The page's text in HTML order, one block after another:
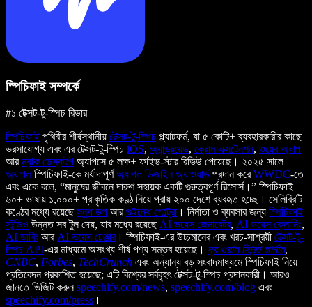
স্পিচিফাই সম্পর্কে
#১ টেক্সট-টু-স্পিচ রিডার
স্পিচিফাই পৃথিবীর শীর্ষস্থানীয় টেক্সট-টু-স্পিচ প্ল্যাটফর্ম, যা ৫ কোটি+ ব্যবহারকারীর কাছে
ভরসাযোগ্য এবং এর টেক্সট-টু-স্পিচ iOS, অ্যান্ড্রয়েড, ক্রোম এক্সটেনশন, ওয়েব অ্যাপ
আরম্যাক ডেস্কটপ অ্যাপসে ৫ লক্ষ+ ফাইভ-স্টার রিভিউ পেয়েছে। ২০২৫ সালে
অ্যাপলস্পিচিফাই-কে মর্যাদাপূর্ণঅ্যাপল ডিজাইন অ্যাওয়ার্ড প্রদান করেWWDC-তে
এবং একে বলে, “মানুষের জীবনে দারুণ সহায়ক একটি গুরুত্বপূর্ণ রিসোর্স।” স্পিচিফাই
৬০+ ভাষায় ১,০০০+ প্রাকৃতিক কণ্ঠ নিয়ে প্রায় ২০০ দেশে ব্যবহৃত হচ্ছে। সেলিব্রিটি
কণ্ঠের মধ্যে রয়েছেস্নুপ ডগ আরগুইনেথ পেল্ট্রো । নির্মাতা ও ব্যবসার জন্য স্পিচিফাই
স্টুডিও উন্নত সব টুল দেয়, যার মধ্যে রয়েছে AI ভয়েস জেনারেটর, AI ভয়েস ক্লোনিং,
AI ডাবিং আর AI ভয়েস চেঞ্জার। স্পিচিফাই-এর উচ্চমানের এবং খরচ-সাশ্রয়ী টেক্সট-টু-
স্পিচ API-এর মাধ্যমে অসংখ্য শীর্ষ পণ্য সম্ভব হয়েছে। দ্য ওয়াল স্ট্রিট জার্নাল,
CNBC, Forbes, TechCrunch এবং অন্যান্য বড় সংবাদমাধ্যমে স্পিচিফাই নিয়ে
প্রতিবেদন প্রকাশিত হয়েছে; এটি বিশ্বের সর্ববৃহৎ টেক্সট-টু-স্পিচ প্রদানকারী। আরও
জানতে ভিজিট করুনspeechify.com/news, speechify.com/blog এবং
speechify.com/press ।